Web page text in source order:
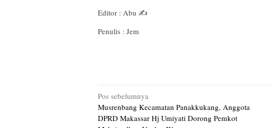
Editor : Abu ✍️
Penulis : Jem
Navigasi
pos
Pos sebelumnya
Musrenbang Kecamatan Panakkukang, Anggota
DPRD Makassar Hj Umiyati Dorong Pemkot